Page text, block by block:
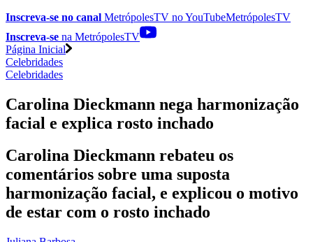
Inscreva-se no canal MetrópolesTV noYouTubeMetrópolesTV
Inscreva-se na MetrópolesTV
Página Inicial
Celebridades
Celebridades
Carolina Dieckmann nega harmonização
facial e explica rosto inchado
Carolina Dieckmann rebateu os
comentários sobre uma suposta
harmonização facial, e explicou o motivo
de estar com o rosto inchado